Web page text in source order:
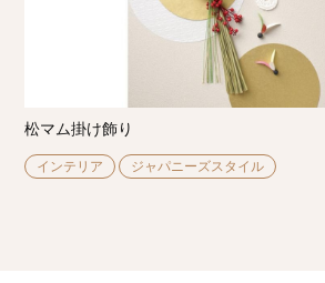
松マム掛け飾り
インテリア ジャパニーズスタイル